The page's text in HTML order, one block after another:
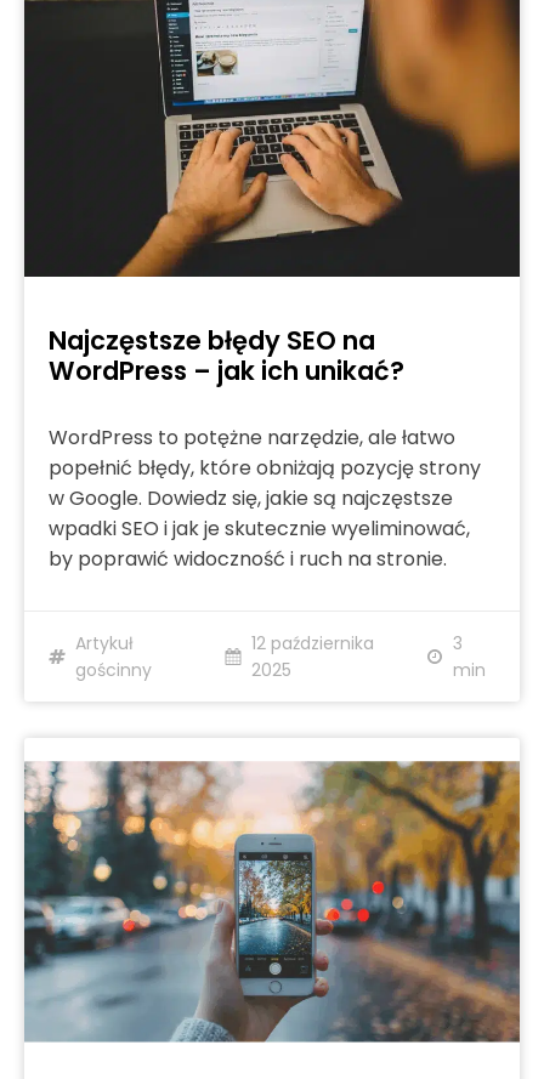
Najczęstsze błędy SEO na
WordPress – jak ich unikać?
WordPress to potężne narzędzie, ale łatwo
popełnić błędy, które obniżają pozycję strony
w Google. Dowiedz się, jakie są najczęstsze
wpadki SEO i jak je skutecznie wyeliminować,
by poprawić widoczność i ruch na stronie.
Artykuł
gościnny
12 października
2025
3
min